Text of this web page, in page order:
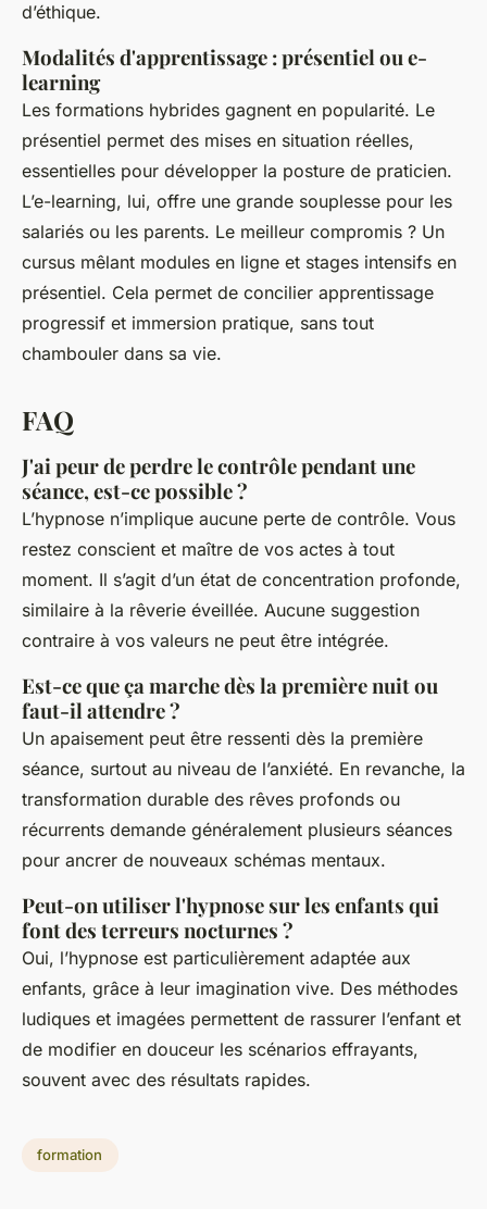
d’éthique.
Modalités d'apprentissage : présentiel ou e-
learning
Les formations hybrides gagnent en popularité. Le
présentiel permet des mises en situation réelles,
essentielles pour développer la posture de praticien.
L’e-learning, lui, offre une grande souplesse pour les
salariés ou les parents. Le meilleur compromis ? Un
cursus mêlant modules en ligne et stages intensifs en
présentiel. Cela permet de concilier apprentissage
progressif et immersion pratique, sans tout
chambouler dans sa vie.
FAQ
J'ai peur de perdre le contrôle pendant une
séance, est-ce possible ?
L’hypnose n’implique aucune perte de contrôle. Vous
restez conscient et maître de vos actes à tout
moment. Il s’agit d’un état de concentration profonde,
similaire à la rêverie éveillée. Aucune suggestion
contraire à vos valeurs ne peut être intégrée.
Est-ce que ça marche dès la première nuit ou
faut-il attendre ?
Un apaisement peut être ressenti dès la première
séance, surtout au niveau de l’anxiété. En revanche, la
transformation durable des rêves profonds ou
récurrents demande généralement plusieurs séances
pour ancrer de nouveaux schémas mentaux.
Peut-on utiliser l'hypnose sur les enfants qui
font des terreurs nocturnes ?
Oui, l’hypnose est particulièrement adaptée aux
enfants, grâce à leur imagination vive. Des méthodes
ludiques et imagées permettent de rassurer l’enfant et
de modifier en douceur les scénarios effrayants,
souvent avec des résultats rapides.
formation